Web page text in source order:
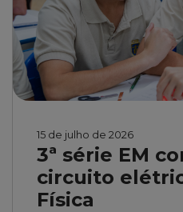
15 de julho de 2026
3ª série EM
circuito
Física